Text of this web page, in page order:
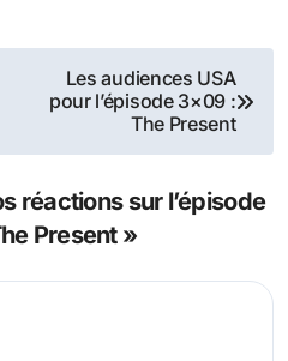
Les audiences USA
pour l’épisode 3×09 :
The Present
réactions sur l’épisode
Present »